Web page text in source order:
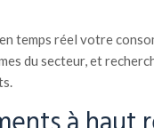
temps réel votre
du secteur, et